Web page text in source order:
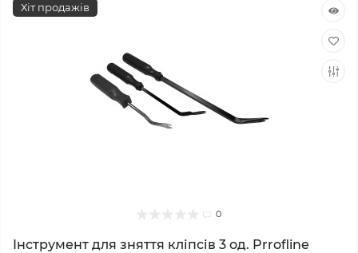
Хіт продажів
0
Інструмент для зняття кліпсів 3 од. Prrofline